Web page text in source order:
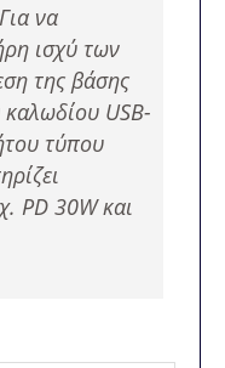
Για να
ισχύ των
της βάσης
USB-
τύπου
PD 30W και